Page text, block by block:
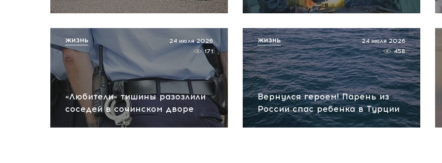
«Любители» тишины разозлили
соседей в сочинском дворе
24 июля 2026
171
ЖИЗНЬ
Вернулся героем! Парень из
России спас ребенка в Турции
24 июля 2026
458
ЖИЗНЬ